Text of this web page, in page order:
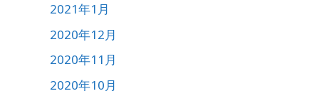
2021年1月
2020年12月
2020年11月
2020年10月